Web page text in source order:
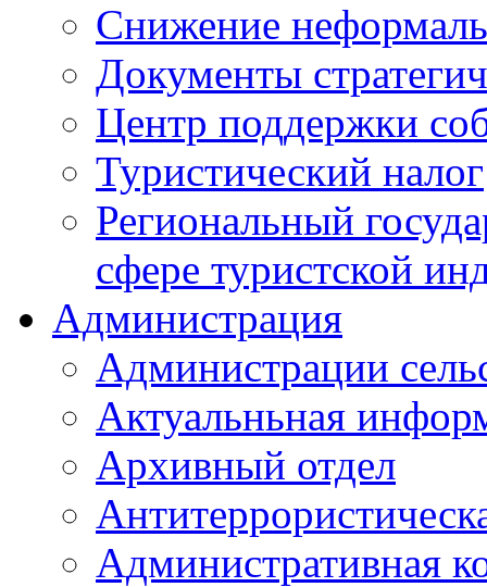
Снижение
Документы
Центр поддержки
Туристический налог
Региональный
сфере туристской
Администрация
Администрации
Актуальньная
Архивный отдел
Административная